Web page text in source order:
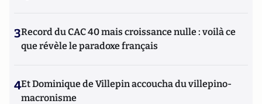
3Record du CAC 40 mais croissance nulle : voilà ce
que révèle le paradoxe français
4Et Dominique de Villepin accoucha du villepino-
macronisme